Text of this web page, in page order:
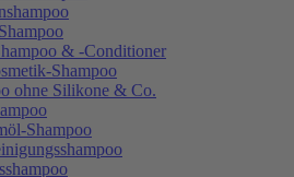
& -Conditioner
Shampoo
ohne Silikone & Co.
Shampoo